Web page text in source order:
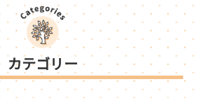
カテゴリー